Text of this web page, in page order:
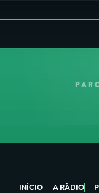
INÍCIO A RÁDIO